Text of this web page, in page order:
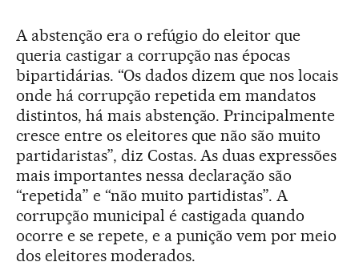
A abstenção era o refúgio do eleitor que
queria castigar a corrupção nas épocas
bipartidárias. “Os dados dizem que nos locais
onde há corrupção repetida em mandatos
distintos, há mais abstenção. Principalmente
cresce entre os eleitores que não são muito
partidaristas”, diz Costas. As duas expressões
mais importantes nessa declaração são
“repetida” e “não muito partidistas”. A
corrupção municipal é castigada quando
ocorre e se repete, e a punição vem por meio
dos eleitores moderados.